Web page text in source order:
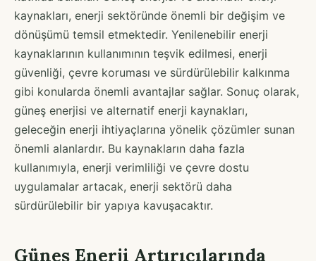
kaynakları, enerji sektöründe önemli bir değişim ve
dönüşümü temsil etmektedir. Yenilenebilir enerji
kaynaklarının kullanımının teşvik edilmesi, enerji
güvenliği, çevre koruması ve sürdürülebilir kalkınma
gibi konularda önemli avantajlar sağlar. Sonuç olarak,
güneş enerjisi ve alternatif enerji kaynakları,
geleceğin enerji ihtiyaçlarına yönelik çözümler sunan
önemli alanlardır. Bu kaynakların daha fazla
kullanımıyla, enerji verimliliği ve çevre dostu
uygulamalar artacak, enerji sektörü daha
sürdürülebilir bir yapıya kavuşacaktır.
Güneş Enerji Artırıcılarında